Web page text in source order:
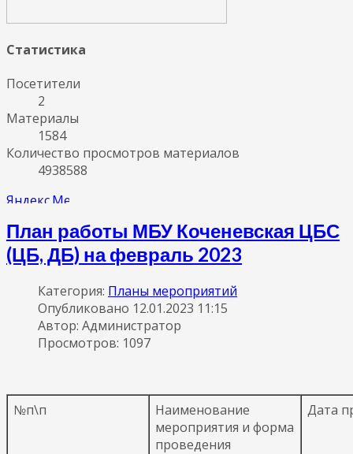
Статистика
Посетители
2
Материалы
1584
Количество просмотров материалов
4938588
План работы МБУ Коченевская ЦБС
(ЦБ, ДБ) на февраль 2023
Категория: Планы мероприятий
Опубликовано 12.01.2023 11:15
Автор: Администратор
Просмотров: 1097
№п\п
Наименование
мероприятия и форма
проведения
Дата